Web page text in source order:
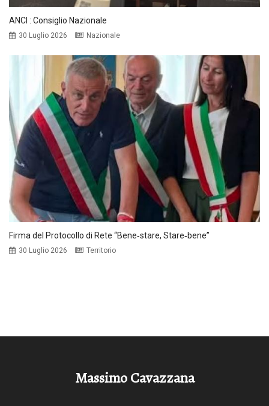
ANCI : Consiglio Nazionale
30 Luglio 2026 Nazionale
Firma del Protocollo di Rete “Bene‑stare, Stare‑bene”
30 Luglio 2026 Territorio
Massimo Cavazzana